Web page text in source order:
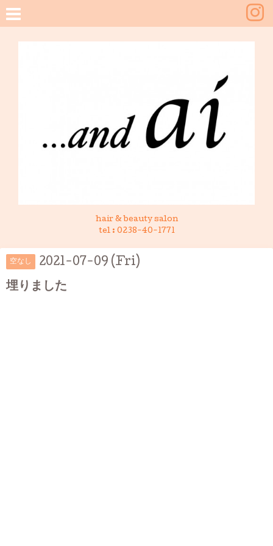
hair & beauty salon
tel : 0238-40-1771
空なし 2021-07-09 (Fri)
埋りました